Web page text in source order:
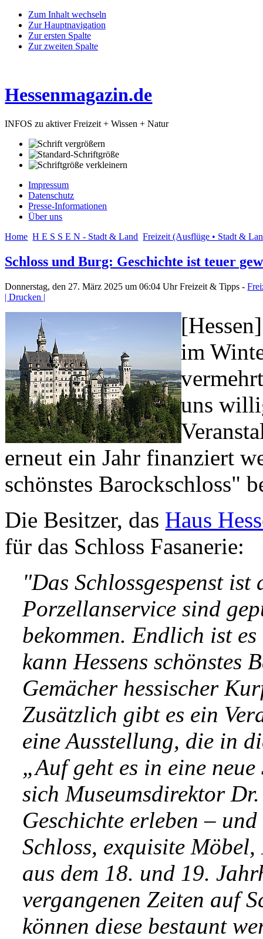
Zum Inhalt wechseln
Zur Hauptnavigation
Zur ersten Spalte
Zur zweiten Spalte
Hessenmagazin.de
INFOS zu aktiver Freizeit + Wissen + Natur
Impressum
Datenschutz
Presse-Informationen
Über uns
Home H E S S E N - Stadt & Land Freizeit (Ausflüge • Stadt &
Schloss und Burg: Geschichte ist teuer
Donnerstag, den 27. März 2025 um 06:04 UhrFreizeit & Tipps -
| Drucken |
im
uns
erneut ein Jahr finanziert
schönstes Barockschloss"
Die Besitzer, das Haus
für das Schloss Fasanerie:
"Das Schlossgespenst
Porzellanservice sind
bekommen. Endlich ist
kann Hessens schönstes
Gemächer hessischer
Zusätzlich gibt es ein
eine Ausstellung, die in
„Auf geht es in eine
sich Museumsdirektor
Geschichte erleben –
Schloss, exquisite
aus dem 18. und 19.
vergangenen Zeiten auf
können diese bestaunt